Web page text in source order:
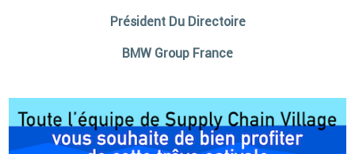
Président Du Directoire
BMW Group France